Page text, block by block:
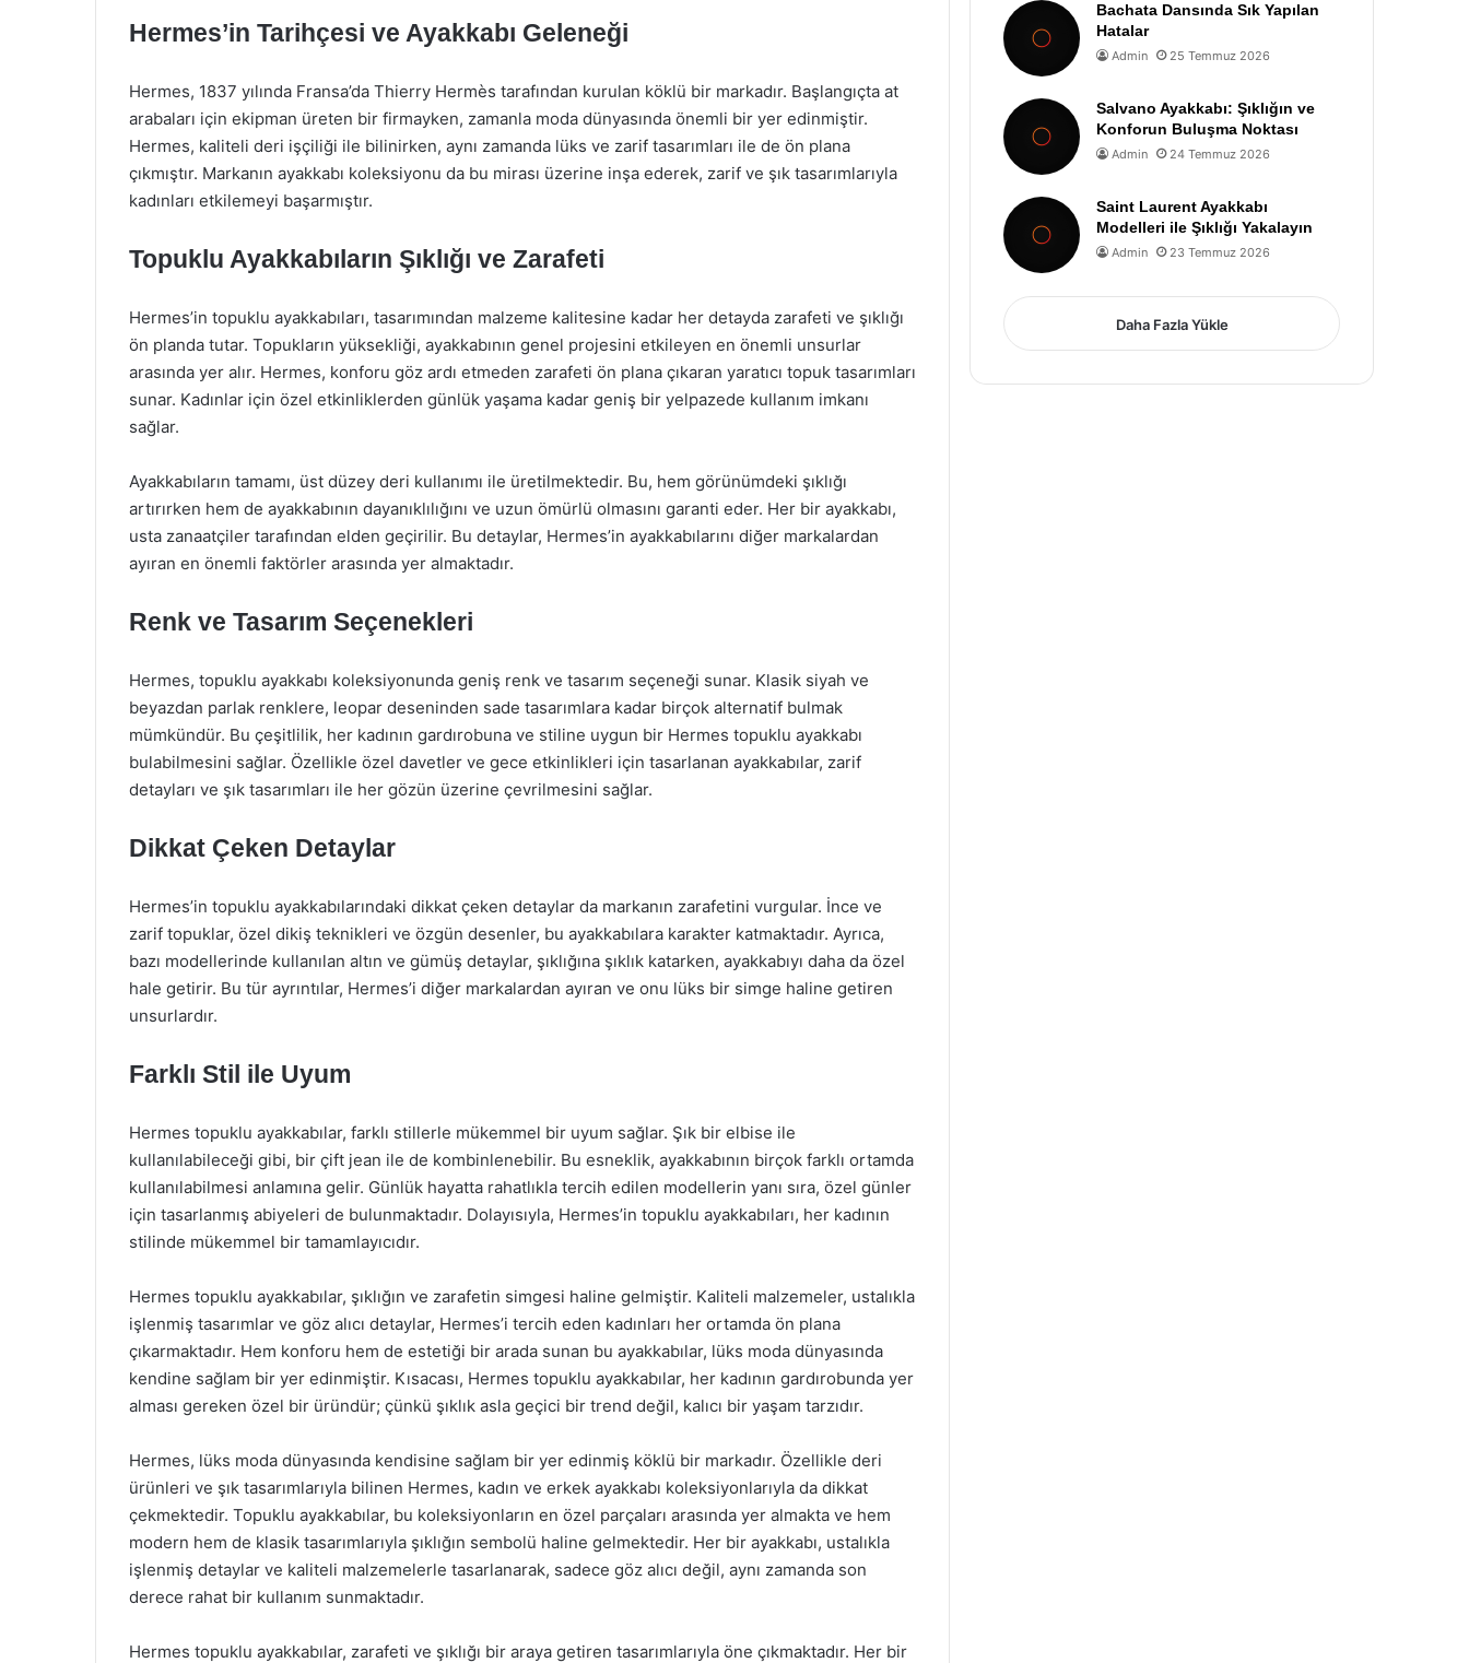
Hermes’in Tarihçesi ve Ayakkabı Geleneği
Hermes, 1837 yılında Fransa’da Thierry Hermès tarafından kurulan köklü bir markadır. Başlangıçta at
arabaları için ekipman üreten bir firmayken, zamanla moda dünyasında önemli bir yer edinmiştir.
Hermes, kaliteli deri işçiliği ile bilinirken, aynı zamanda lüks ve zarif tasarımları ile de ön plana
çıkmıştır. Markanın ayakkabı koleksiyonu da bu mirası üzerine inşa ederek, zarif ve şık tasarımlarıyla
kadınları etkilemeyi başarmıştır.
Topuklu Ayakkabıların Şıklığı ve Zarafeti
Hermes’in topuklu ayakkabıları, tasarımından malzeme kalitesine kadar her detayda zarafeti ve şıklığı
ön planda tutar. Topukların yüksekliği, ayakkabının genel projesini etkileyen en önemli unsurlar
arasında yer alır. Hermes, konforu göz ardı etmeden zarafeti ön plana çıkaran yaratıcı topuk tasarımları
sunar. Kadınlar için özel etkinliklerden günlük yaşama kadar geniş bir yelpazede kullanım imkanı
sağlar.
Ayakkabıların tamamı, üst düzey deri kullanımı ile üretilmektedir. Bu, hem görünümdeki şıklığı
artırırken hem de ayakkabının dayanıklılığını ve uzun ömürlü olmasını garanti eder. Her bir ayakkabı,
usta zanaatçiler tarafından elden geçirilir. Bu detaylar, Hermes’in ayakkabılarını diğer markalardan
ayıran en önemli faktörler arasında yer almaktadır.
Renk ve Tasarım Seçenekleri
Hermes, topuklu ayakkabı koleksiyonunda geniş renk ve tasarım seçeneği sunar. Klasik siyah ve
beyazdan parlak renklere, leopar deseninden sade tasarımlara kadar birçok alternatif bulmak
mümkündür. Bu çeşitlilik, her kadının gardırobuna ve stiline uygun bir Hermes topuklu ayakkabı
bulabilmesini sağlar. Özellikle özel davetler ve gece etkinlikleri için tasarlanan ayakkabılar, zarif
detayları ve şık tasarımları ile her gözün üzerine çevrilmesini sağlar.
Dikkat Çeken Detaylar
Hermes’in topuklu ayakkabılarındaki dikkat çeken detaylar da markanın zarafetini vurgular. İnce ve
zarif topuklar, özel dikiş teknikleri ve özgün desenler, bu ayakkabılara karakter katmaktadır. Ayrıca,
bazı modellerinde kullanılan altın ve gümüş detaylar, şıklığına şıklık katarken, ayakkabıyı daha da özel
hale getirir. Bu tür ayrıntılar, Hermes’i diğer markalardan ayıran ve onu lüks bir simge haline getiren
unsurlardır.
Farklı Stil ile Uyum
Hermes topuklu ayakkabılar, farklı stillerle mükemmel bir uyum sağlar. Şık bir elbise ile
kullanılabileceği gibi, bir çift jean ile de kombinlenebilir. Bu esneklik, ayakkabının birçok farklı ortamda
kullanılabilmesi anlamına gelir. Günlük hayatta rahatlıkla tercih edilen modellerin yanı sıra, özel günler
için tasarlanmış abiyeleri de bulunmaktadır. Dolayısıyla, Hermes’in topuklu ayakkabıları, her kadının
stilinde mükemmel bir tamamlayıcıdır.
Hermes topuklu ayakkabılar, şıklığın ve zarafetin simgesi haline gelmiştir. Kaliteli malzemeler, ustalıkla
işlenmiş tasarımlar ve göz alıcı detaylar, Hermes’i tercih eden kadınları her ortamda ön plana
çıkarmaktadır. Hem konforu hem de estetiği bir arada sunan bu ayakkabılar, lüks moda dünyasında
kendine sağlam bir yer edinmiştir. Kısacası, Hermes topuklu ayakkabılar, her kadının gardırobunda yer
alması gereken özel bir üründür; çünkü şıklık asla geçici bir trend değil, kalıcı bir yaşam tarzıdır.
Hermes, lüks moda dünyasında kendisine sağlam bir yer edinmiş köklü bir markadır. Özellikle deri
ürünleri ve şık tasarımlarıyla bilinen Hermes, kadın ve erkek ayakkabı koleksiyonlarıyla da dikkat
çekmektedir. Topuklu ayakkabılar, bu koleksiyonların en özel parçaları arasında yer almakta ve hem
modern hem de klasik tasarımlarıyla şıklığın sembolü haline gelmektedir. Her bir ayakkabı, ustalıkla
işlenmiş detaylar ve kaliteli malzemelerle tasarlanarak, sadece göz alıcı değil, aynı zamanda son
derece rahat bir kullanım sunmaktadır.
Hermes topuklu ayakkabılar, zarafeti ve şıklığı bir araya getiren tasarımlarıyla öne çıkmaktadır. Her bir
Bachata Dansında Sık Yapılan
Hatalar
Admin 25 Temmuz 2026
Salvano Ayakkabı: Şıklığın ve
Konforun Buluşma Noktası
Admin 24 Temmuz 2026
Saint Laurent Ayakkabı
Modelleri ile Şıklığı Yakalayın
Admin 23 Temmuz 2026
Daha Fazla Yükle